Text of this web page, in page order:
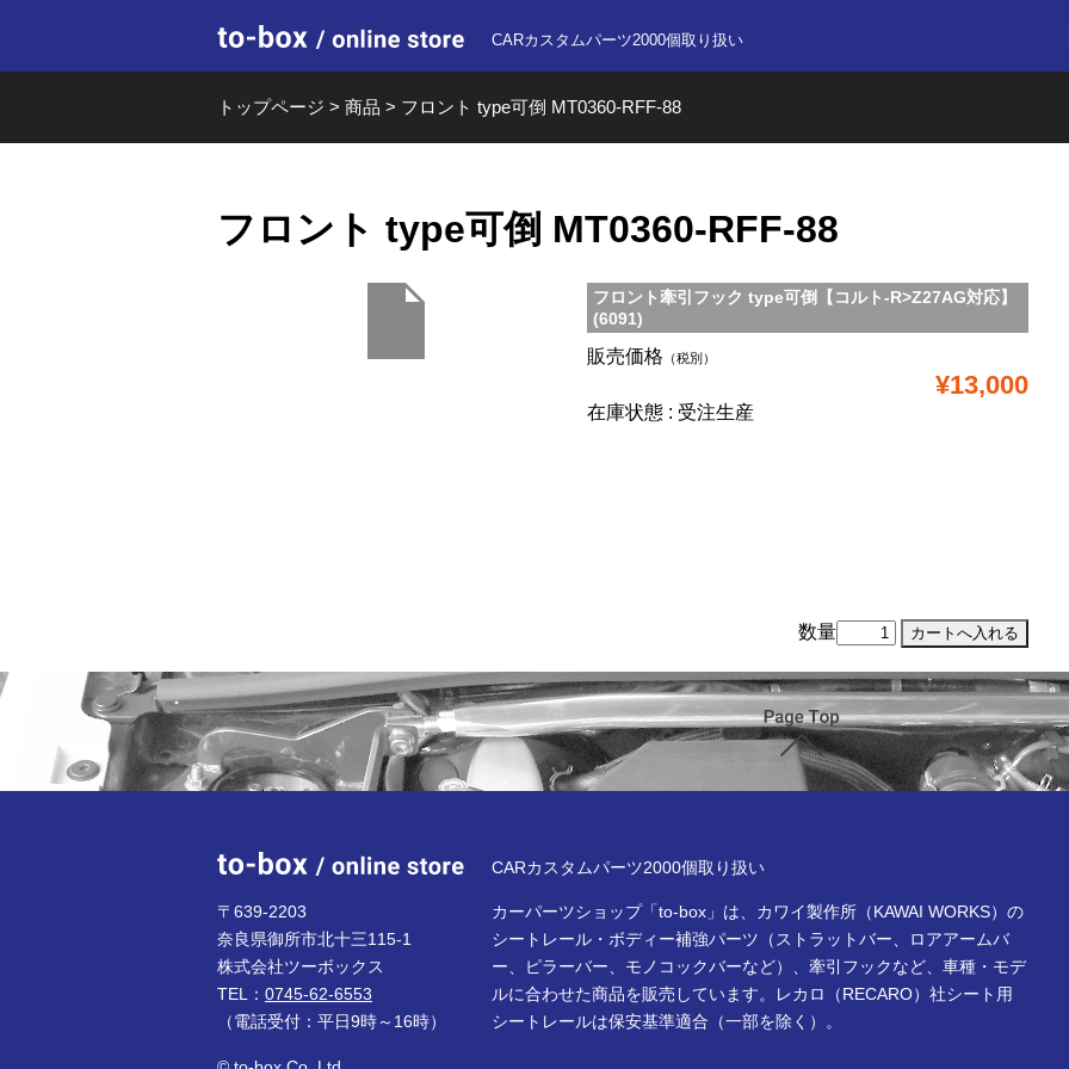
to-box online store
CARカスタムパーツ2000個取り扱い
トップページ > 商品 > フロント type可倒 MT0360-RFF-88
フロント type可倒 MT0360-RFF-88
フロント牽引フック type可倒【コルト-R>Z27AG対応】
(6091)
販売価格 （税別）
¥13,000
在庫状態 : 受注生産
数量
ページTOP
to-box online store
CARカスタムパーツ2000個取り扱い
〒639-2203
奈良県御所市北十三115-1
株式会社ツーボックス
TEL： 0745-62-6553
（電話受付：平日9時～16時）
カーパーツショップ「to-box」は、カワイ製作所（KAWAI WORKS）の
シートレール・ボディー補強パーツ（ストラットバー、ロアアームバ
ー、ピラーバー、モノコックバーなど）、牽引フックなど、車種・モデ
ルに合わせた商品を販売しています。レカロ（RECARO）社シート用
シートレールは保安基準適合（一部を除く）。